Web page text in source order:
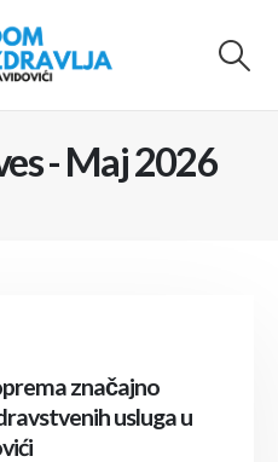
- Maj 2026
značajno
usluga u